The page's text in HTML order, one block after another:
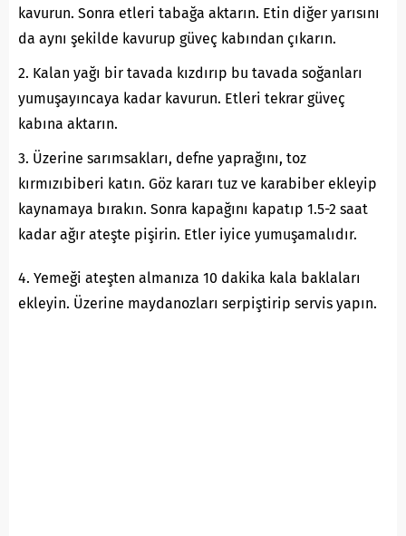
kavurun. Sonra etleri tabağa aktarın. Etin diğer yarısını
da aynı şekilde kavurup güveç kabından çıkarın.
2. Kalan yağı bir tavada kızdırıp bu tavada soğanları
yumuşayıncaya kadar kavurun. Etleri tekrar güveç
kabına aktarın.
3. Üzerine sarımsakları, defne yaprağını, toz
kırmızıbiberi katın. Göz kararı tuz ve karabiber ekleyip
kaynamaya bırakın. Sonra kapağını kapatıp 1.5-2 saat
kadar ağır ateşte pişirin. Etler iyice yumuşamalıdır.
4. Yemeği ateşten almanıza 10 dakika kala baklaları
ekleyin. Üzerine maydanozları serpiştirip servis yapın.